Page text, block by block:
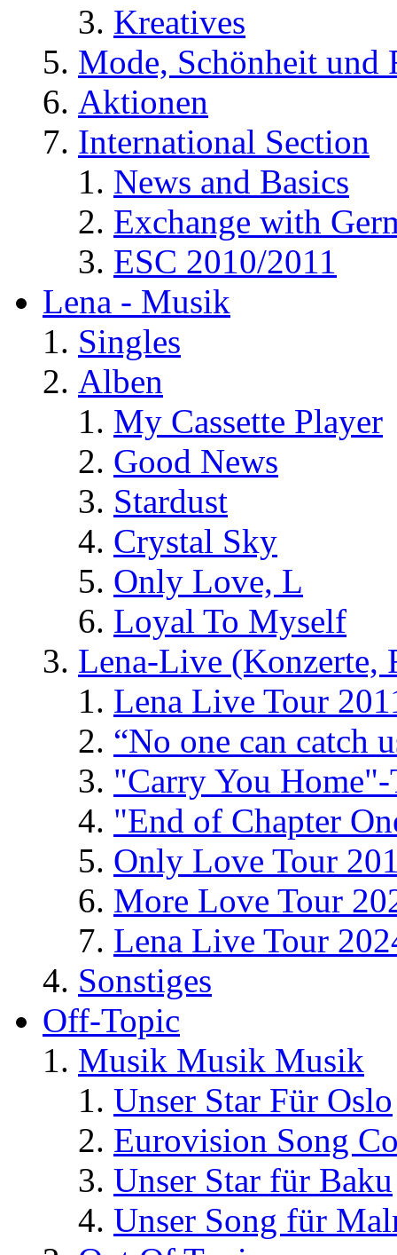
Kreatives
Mode, Schönheit und
Aktionen
International Section
News and Basics
Exchange with
ESC 2010/2011
Lena - Musik
Singles
Alben
My Cassette Player
Good News
Stardust
Crystal Sky
Only Love, L
Loyal To Myself
Lena-Live (Konzerte,
Lena Live Tour
“No one can catch
"Carry You
"End of Chapter
Only Love Tour
More Love Tour
Lena Live Tour
Sonstiges
Off-Topic
Musik Musik Musik
Unser Star Für Oslo
Eurovision Song
Unser Star für Baku
Unser Song für